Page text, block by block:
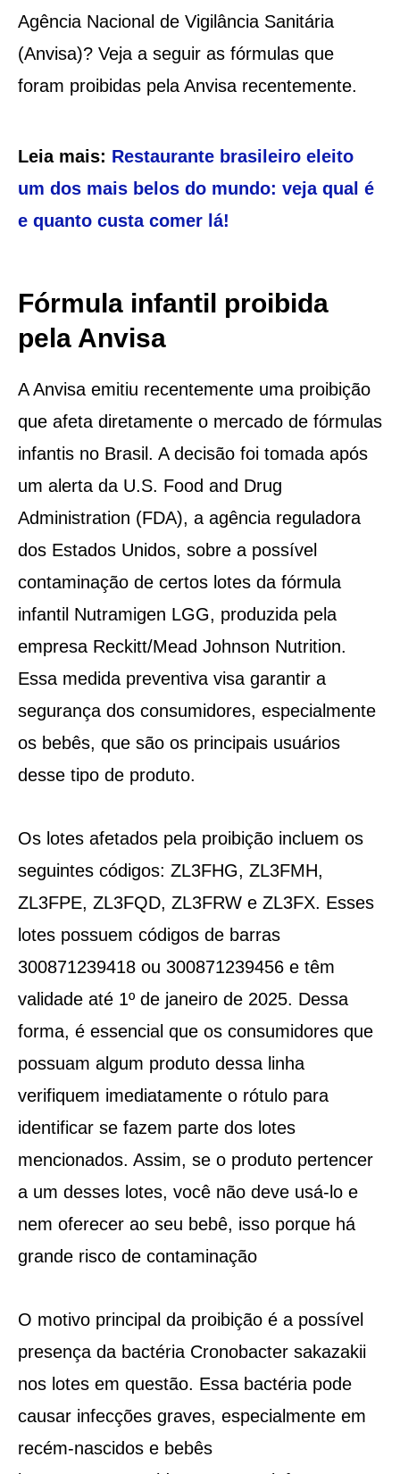
Agência Nacional de Vigilância Sanitária
(Anvisa)? Veja a seguir as fórmulas que
foram proibidas pela Anvisa recentemente.
Leia mais: Restaurante brasileiro eleito
um dos mais belos do mundo: veja qual é
e quanto custa comer lá!
Fórmula infantil proibida
pela Anvisa
A Anvisa emitiu recentemente uma proibição
que afeta diretamente o mercado de fórmulas
infantis no Brasil. A decisão foi tomada após
um alerta da U.S. Food and Drug
Administration (FDA), a agência reguladora
dos Estados Unidos, sobre a possível
contaminação de certos lotes da fórmula
infantil Nutramigen LGG, produzida pela
empresa Reckitt/Mead Johnson Nutrition.
Essa medida preventiva visa garantir a
segurança dos consumidores, especialmente
os bebês, que são os principais usuários
desse tipo de produto.
Os lotes afetados pela proibição incluem os
seguintes códigos: ZL3FHG, ZL3FMH,
ZL3FPE, ZL3FQD, ZL3FRW e ZL3FX. Esses
lotes possuem códigos de barras
300871239418 ou 300871239456 e têm
validade até 1º de janeiro de 2025. Dessa
forma, é essencial que os consumidores que
possuam algum produto dessa linha
verifiquem imediatamente o rótulo para
identificar se fazem parte dos lotes
mencionados. Assim, se o produto pertencer
a um desses lotes, você não deve usá-lo e
nem oferecer ao seu bebê, isso porque há
grande risco de contaminação
O motivo principal da proibição é a possível
presença da bactéria Cronobacter sakazakii
nos lotes em questão. Essa bactéria pode
causar infecções graves, especialmente em
recém-nascidos e bebês